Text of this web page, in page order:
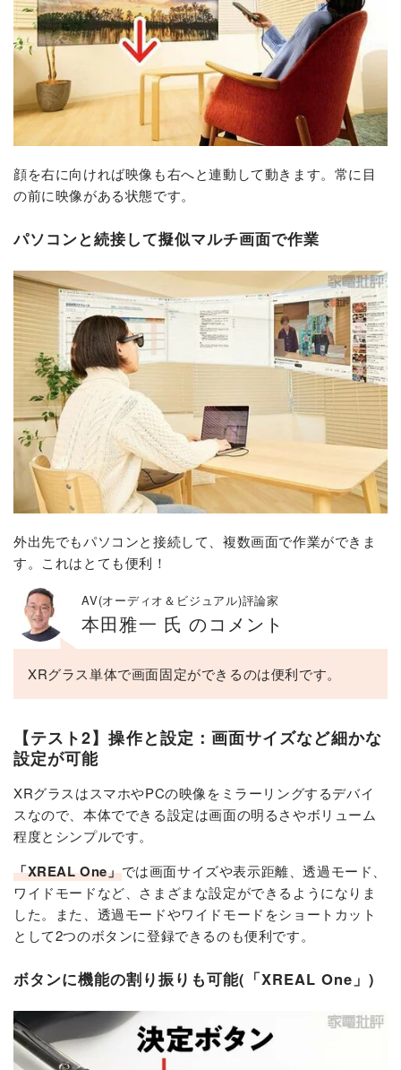
顔を右に向ければ映像も右へと連動して動きます。常に目
の前に映像がある状態です。
パソコンと続接して擬似マルチ画面で作業
外出先でもパソコンと接続して、複数画面で作業ができま
す。これはとても便利！
AV(オーディオ＆ビジュアル)評論家
本田雅一 氏 のコメント
XRグラス単体で画面固定ができるのは便利です。
【テスト2】操作と設定：画面サイズなど細かな
設定が可能
XRグラスはスマホやPCの映像をミラーリングするデバイ
スなので、本体でできる設定は画面の明るさやボリューム
程度とシンプルです。
「XREAL One」では画面サイズや表示距離、透過モード、
ワイドモードなど、さまざまな設定ができるようになりま
した。また、透過モードやワイドモードをショートカット
として2つのボタンに登録できるのも便利です。
ボタンに機能の割り振りも可能(「XREAL One」)